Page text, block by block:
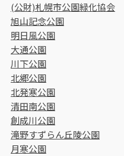
(公財)札幌市公園緑化協会
旭山記念公園
明日風公園
大通公園
川下公園
北郷公園
北発寒公園
清田南公園
創成川公園
滝野すずらん丘陵公園
月寒公園